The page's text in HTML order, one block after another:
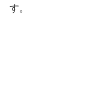
す。